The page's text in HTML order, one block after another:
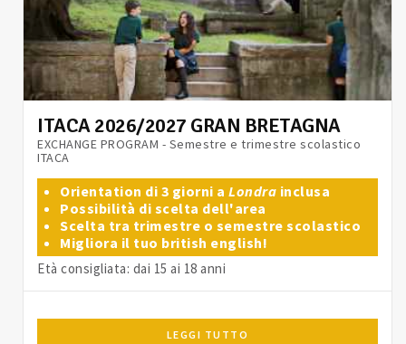
ITACA 2026/2027 GRAN BRETAGNA
EXCHANGE PROGRAM - Semestre e trimestre scolastico
ITACA
Orientation di 3 giorni a Londra inclusa
Possibilità di scelta dell'area
Scelta tra trimestre o semestre scolastico
Migliora il tuo british english!
Età consigliata: dai 15 ai 18 anni
LEGGI TUTTO